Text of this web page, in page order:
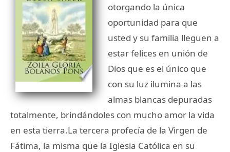
otorgando la única
oportunidad para que
usted y su familia lleguen a
estar felices en unión de
Dios que es el único que
con su luz ilumina a las
almas blancas depuradas
totalmente, brindándoles con mucho amor la vida
en esta tierra.La tercera profecía de la Virgen de
Fátima, la misma que la Iglesia Católica en su